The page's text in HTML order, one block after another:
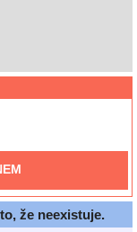
že neexistuje.